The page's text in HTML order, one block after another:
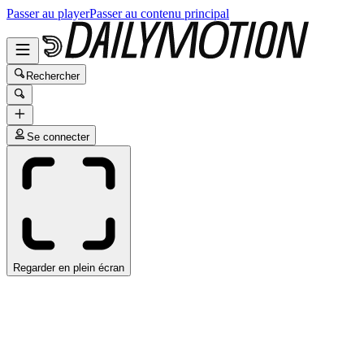
Passer au playerPasser au contenu principal
Rechercher
Se connecter
Regarder en plein écran